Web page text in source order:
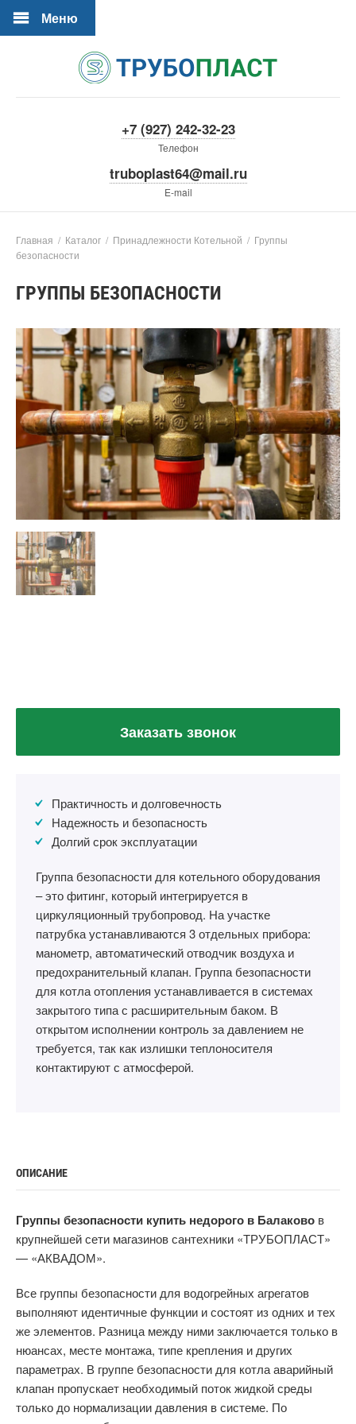
Меню
+7 (927) 242-32-23
Телефон
truboplast64@mail.ru
E-mail
Главная / Каталог / Принадлежности Котельной / Группы
безопасности
ГРУППЫ БЕЗОПАСНОСТИ
Заказать звонок
Практичность и долговечность
Надежность и безопасность
Долгий срок эксплуатации
Группа безопасности для котельного оборудования
– это фитинг, который интегрируется в
циркуляционный трубопровод. На участке
патрубка устанавливаются 3 отдельных прибора:
манометр, автоматический отводчик воздуха и
предохранительный клапан. Группа безопасности
для котла отопления устанавливается в системах
закрытого типа с расширительным баком. В
открытом исполнении контроль за давлением не
требуется, так как излишки теплоносителя
контактируют с атмосферой.
ОПИСАНИЕ
Группы безопасности купить недорого в Балаково в
крупнейшей сети магазинов сантехники «ТРУБОПЛАСТ»
— «АКВАДОМ».
Все группы безопасности для водогрейных агрегатов
выполняют идентичные функции и состоят из одних и тех
же элементов. Разница между ними заключается только в
нюансах, месте монтажа, типе крепления и других
параметрах. В группе безопасности для котла аварийный
клапан пропускает необходимый поток жидкой среды
только до нормализации давления в системе. По